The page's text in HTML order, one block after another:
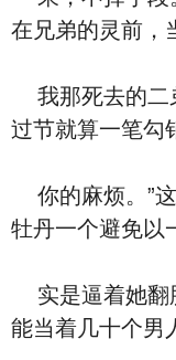
在兄弟的灵前，
我那死去的二
过节就算一笔勾
你的麻烦。”
牡丹一个避免以
实是逼着她翻
能当着几十个男